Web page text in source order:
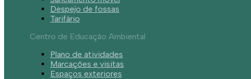
Despejo de fossas
Tarifário
Centro de Educação Ambiental
Plano de atividades
Marcações e visitas
Espaços exteriores